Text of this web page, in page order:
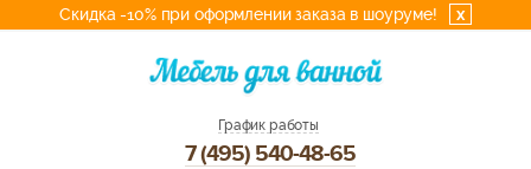
Скидка -10% при оформлении заказа в шоуруме! x
График работы
7 (495) 540-48-65